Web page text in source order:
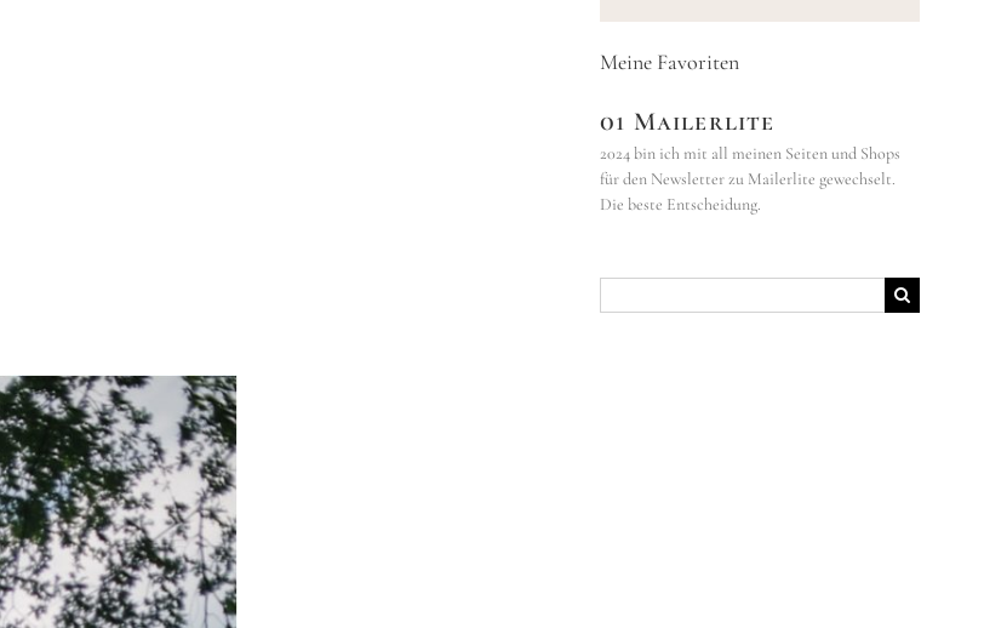
Meine Favoriten
01 Mailerlite
2024 bin ich mit all meinen Seiten und Shops
für den Newsletter zu Mailerlite gewechselt.
Die beste Entscheidung.
nach: